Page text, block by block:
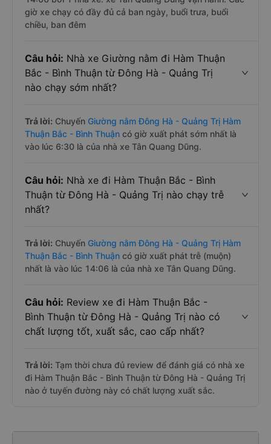
giờ xe chạy có đầy đủ cả ban ngày, buổi trưa, buổi
chiều, ban đêm
Câu hỏi: Nhà xe Giường nằm đi Hàm Thuận
Bắc - Bình Thuận từ Đông Hà - Quảng Trị
nào chạy sớm nhất?
Trả lời: Chuyến Giường nằm Đông Hà - Quảng Trị Hàm
Thuận Bắc - Bình Thuận có giờ xuất phát sớm nhất là
vào lúc 6:30 là của nhà xe Tân Quang Dũng.
Câu hỏi: Nhà xe đi Hàm Thuận Bắc - Bình
Thuận từ Đông Hà - Quảng Trị nào chạy trễ
nhất?
Trả lời: Chuyến Giường nằm Đông Hà - Quảng Trị Hàm
Thuận Bắc - Bình Thuận có giờ xuất phát trễ (muộn)
nhất là vào lúc 14:06 là của nhà xe Tân Quang Dũng.
Câu hỏi: Review xe đi Hàm Thuận Bắc -
Bình Thuận từ Đông Hà - Quảng Trị nào có
chất lượng tốt, xuất sắc, cao cấp nhất?
Trả lời: Tạm thời chưa đủ review để đánh giá có nhà xe
đi Hàm Thuận Bắc - Bình Thuận từ Đông Hà - Quảng Trị
nào ở tuyến đường này có chất lượng xuất sắc.